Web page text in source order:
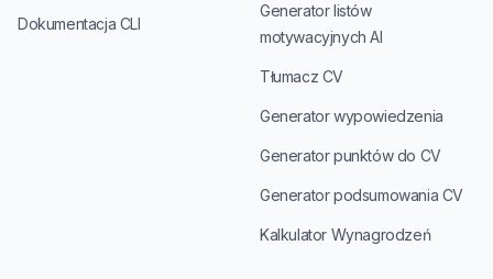
Dokumentacja CLI
Generator listów
motywacyjnych AI
Tłumacz CV
Generator wypowiedzenia
Generator punktów do CV
Generator podsumowania CV
Kalkulator Wynagrodzeń